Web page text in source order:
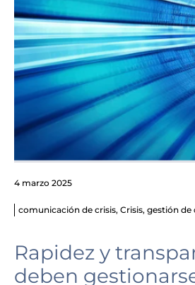
4 marzo 2025
comunicación de crisis, Crisis, gestión de
Rapidez y
deben